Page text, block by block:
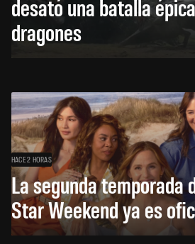
desató una batalla
dragones
HACE 2 HORAS
La segunda temporada
Star Weekend ya es